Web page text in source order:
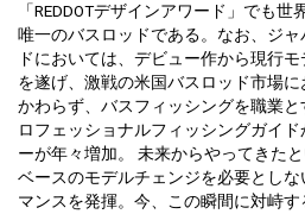
「REDDOTデザインアワード」でも世
唯一のバスロッドである。なお、ジ
ドにおいては、デビュー作から現行
を遂げ、激戦の米国バスロッド市場
かわらず、バスフィッシングを職業
ロフェッショナルフィッシングガイ
ーが年々増加。 未来からやってきた
ベースのモデルチェンジを必要とし
マンスを発揮。今、この瞬間に対峙